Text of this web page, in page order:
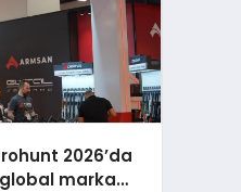
2026’da
marka